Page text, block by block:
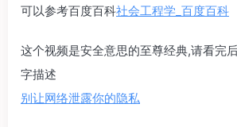
可以参考百度百科社会工程学_百度百科
这个视频是安全意思的至尊经典,请看完
字描述
别让网络泄露你的隐私